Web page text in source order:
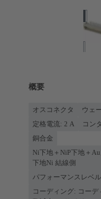
概要
オスコネクタ
ウェ
定格電流: ‌2 A
コン
銅合金
Ni下地＋NiP下地＋
下地Ni 結線側
パフォーマンスレベ
コーディング: コー